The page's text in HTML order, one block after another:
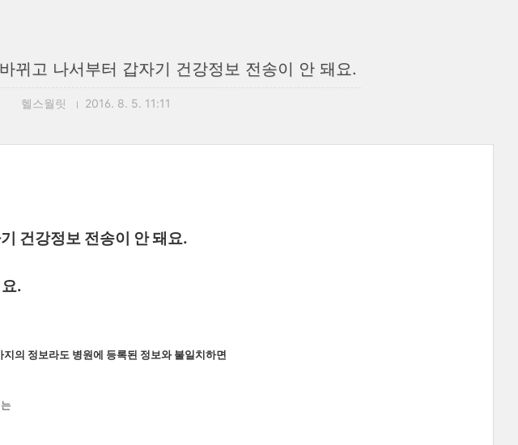
뀌고 나서부터 갑자기 건강정보 전송이 안 돼요.
헬스월릿 2016. 8. 5. 11:11
건강정보 전송이 안 돼요.
.
의 정보라도 병원에 등록된 정보와 불일치하면